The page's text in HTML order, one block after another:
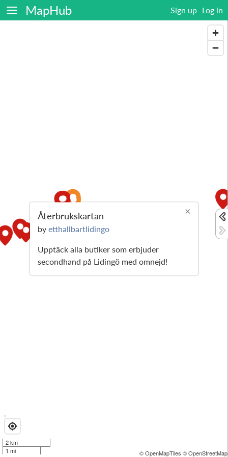
MapHub Sign up Log in
2 km
1 mi
© OpenMapTiles ©
×
Återbrukskartan
by etthallbartlidingo
Upptäck alla butiker som erbjuder
secondhand på Lidingö med omnejd!